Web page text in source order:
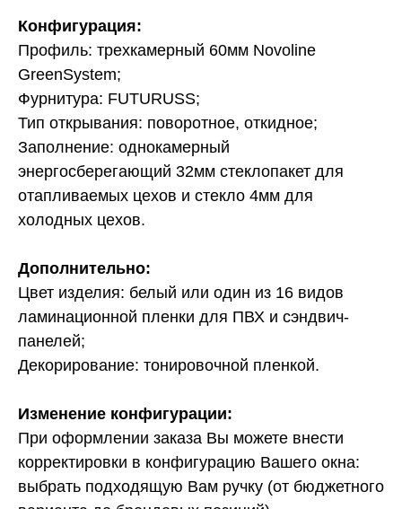
Конфигурация:
Профиль: трехкамерный 60мм Novoline
GreenSystem;
Фурнитура: FUTURUSS;
Тип открывания: поворотное, откидное;
Заполнение: однокамерный
энергосберегающий 32мм стеклопакет для
отапливаемых цехов и стекло 4мм для
холодных цехов.
Дополнительно:
Цвет изделия: белый или один из 16 видов
ламинационной пленки для ПВХ и сэндвич-
панелей;
Декорирование: тонировочной пленкой.
Изменение конфигурации:
При оформлении заказа Вы можете внести
корректировки в конфигурацию Вашего окна:
выбрать подходящую Вам ручку (от бюджетного